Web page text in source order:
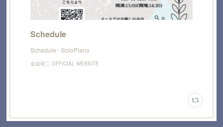
Schedule
Schedule - SoloPiano
金益研二 OFFICIAL WEBSITE